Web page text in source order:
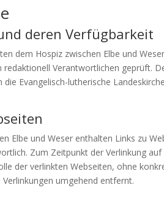
deren Verfügbarkeit
dem Hospiz zwischen Elbe und
Verantwortlichen geprüft.
die Evangelisch-lutherische
Elbe und Weser enthalten Links zu
Zum Zeitpunkt der Verlinkung
der verlinkten Webseiten, ohne
umgehend entfernt.